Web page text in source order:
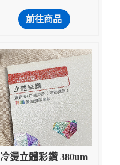
前往商品
冷燙立體彩鑽 380um